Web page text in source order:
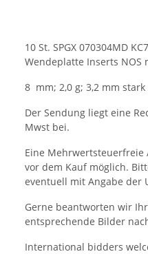
10 St. SPGX 070304MD
Wendeplatte Inserts NOS
8 mm; 2,0 g; 3,2 mm stark
Der Sendung liegt eine
Mwst bei.
Eine
vor dem Kauf möglich.
eventuell mit Angabe der
Gerne beantworten wir
entsprechende Bilder
International bidders